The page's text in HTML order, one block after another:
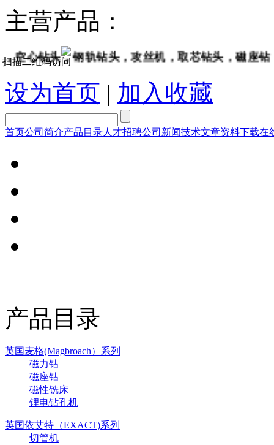
主营产品：
心钻头，钢轨钻头，攻丝机，取芯钻头，磁座钻，
设为首页 | 加入收藏
首页公司简介产品目录人才招聘公司新闻技术文章资料下载在
产品目录
英国麦格(Magbroach）系列
磁力钻
磁座钻
磁性铣床
锂电钻孔机
英国依艾特（EXACT)系列
切管机
扫描二维码访问